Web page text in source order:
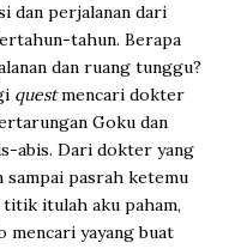
dan perjalanan dari
tahun. Berapa
dan ruang tunggu?
questmencari dokter
Goku dan
abis. Dari dokter yang
pasrah ketemu
itulah aku paham,
yayang buat